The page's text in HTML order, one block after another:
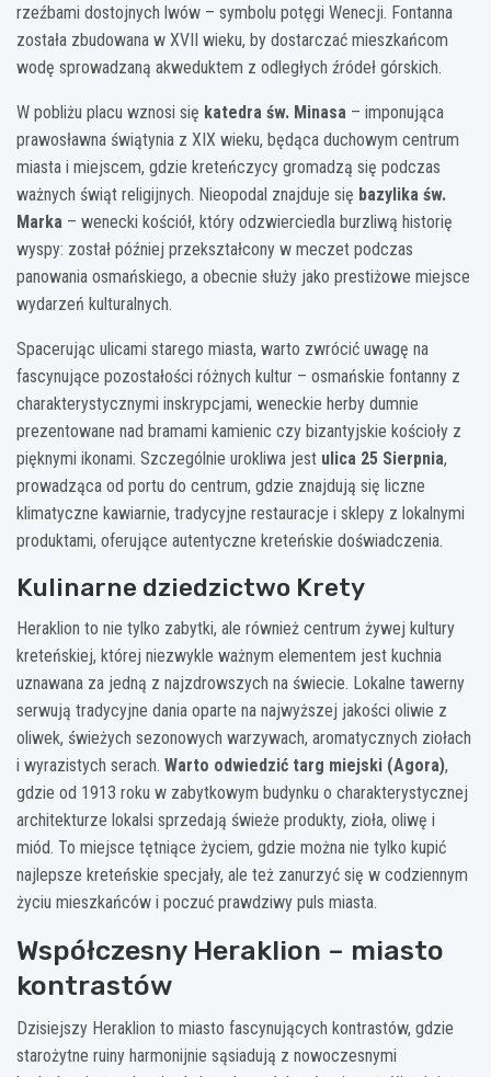
rzeźbami dostojnych lwów – symbolu potęgi Wenecji. Fontanna
została zbudowana w XVII wieku, by dostarczać mieszkańcom
wodę sprowadzaną akweduktem z odległych źródeł górskich.
W pobliżu placu wznosi się katedra św. Minasa – imponująca
prawosławna świątynia z XIX wieku, będąca duchowym centrum
miasta i miejscem, gdzie kreteńczycy gromadzą się podczas
ważnych świąt religijnych. Nieopodal znajduje się bazylika św.
Marka – wenecki kościół, który odzwierciedla burzliwą historię
wyspy: został później przekształcony w meczet podczas
panowania osmańskiego, a obecnie służy jako prestiżowe miejsce
wydarzeń kulturalnych.
Spacerując ulicami starego miasta, warto zwrócić uwagę na
fascynujące pozostałości różnych kultur – osmańskie fontanny z
charakterystycznymi inskrypcjami, weneckie herby dumnie
prezentowane nad bramami kamienic czy bizantyjskie kościoły z
pięknymi ikonami. Szczególnie urokliwa jest ulica 25 Sierpnia,
prowadząca od portu do centrum, gdzie znajdują się liczne
klimatyczne kawiarnie, tradycyjne restauracje i sklepy z lokalnymi
produktami, oferujące autentyczne kreteńskie doświadczenia.
Kulinarne dziedzictwo Krety
Heraklion to nie tylko zabytki, ale również centrum żywej kultury
kreteńskiej, której niezwykle ważnym elementem jest kuchnia
uznawana za jedną z najzdrowszych na świecie. Lokalne tawerny
serwują tradycyjne dania oparte na najwyższej jakości oliwie z
oliwek, świeżych sezonowych warzywach, aromatycznych ziołach
i wyrazistych serach. Warto odwiedzić targ miejski (Agora),
gdzie od 1913 roku w zabytkowym budynku o charakterystycznej
architekturze lokalsi sprzedają świeże produkty, zioła, oliwę i
miód. To miejsce tętniące życiem, gdzie można nie tylko kupić
najlepsze kreteńskie specjały, ale też zanurzyć się w codziennym
życiu mieszkańców i poczuć prawdziwy puls miasta.
Współczesny Heraklion – miasto
kontrastów
Dzisiejszy Heraklion to miasto fascynujących kontrastów, gdzie
starożytne ruiny harmonijnie sąsiadują z nowoczesnymi